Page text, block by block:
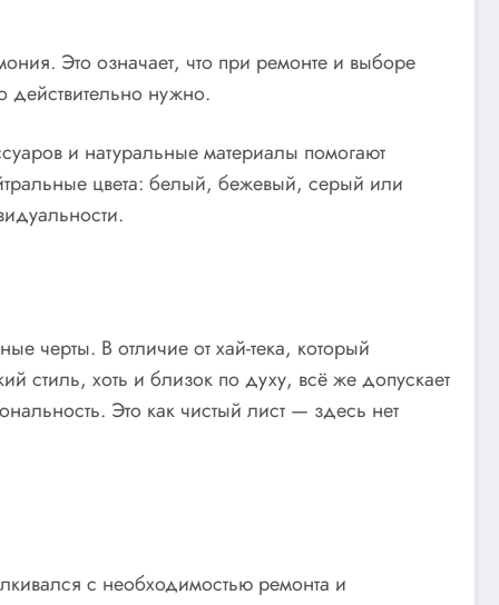
Это означает, что при ремонте и выборе
действительно нужно.
и натуральные материалы помогают
цвета: белый, бежевый, серый или
черты. В отличие от хай-тека, который
стиль, хоть и близок по духу, всё же допускает
Это как чистый лист — здесь нет
с необходимостью ремонта и